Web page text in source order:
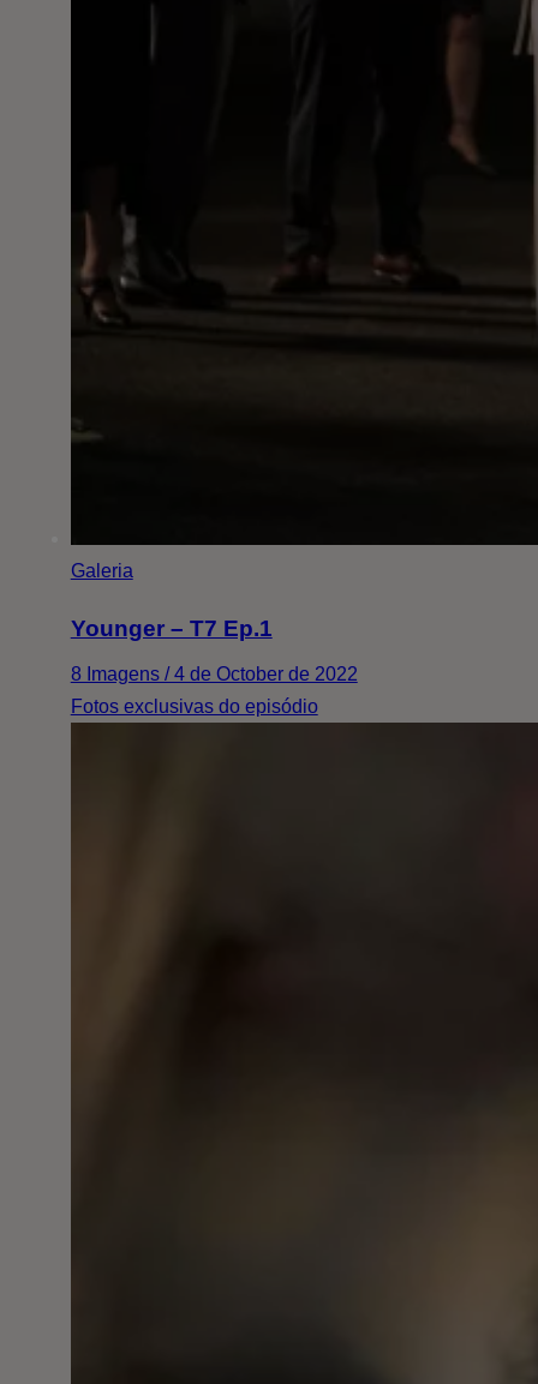
Galeria
Younger – T7 Ep.1
8 Imagens / 4 de October de 2022
Fotos exclusivas do episódio